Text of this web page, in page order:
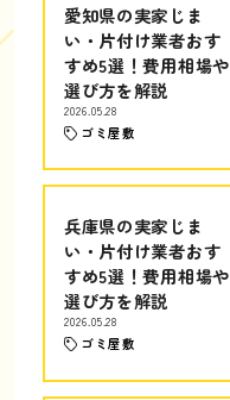
愛知県の実家じま
い・片付け業者おす
すめ5選！費用相場や
選び方を解説
2026.05.28
ゴミ屋敷
兵庫県の実家じま
い・片付け業者おす
すめ5選！費用相場や
選び方を解説
2026.05.28
ゴミ屋敷